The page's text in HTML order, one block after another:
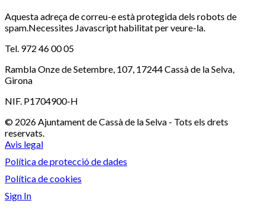
Aquesta adreça de correu-e està protegida dels robots de
spam.Necessites Javascript habilitat per veure-la.
Tel. 972 46 00 05
Rambla Onze de Setembre, 107, 17244 Cassà de la Selva,
Girona
NIF. P1704900-H
© 2026 Ajuntament de Cassà de la Selva - Tots els drets
reservats.
Avis legal
Política de protecció de dades
Política de cookies
Sign In